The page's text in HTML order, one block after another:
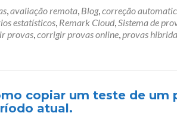
,avaliação remota, Blog,correção
estatísticos, Remark Cloud,Sistema de
provas,corrigir provas online,provas hibrida
copiar um teste de um
atual.